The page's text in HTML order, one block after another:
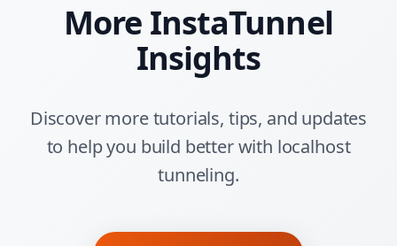
More InstaTunnel
Insights
Discover more tutorials, tips, and updates
to help you build better with localhost
tunneling.